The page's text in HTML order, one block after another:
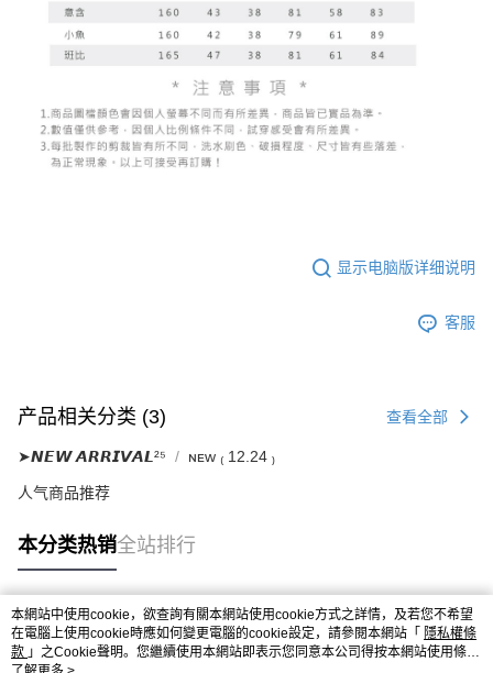
显示电脑版详细说明
客服
产品相关分类 (3) 查看全部
➤𝙉𝙀𝙒 𝘼𝙍𝙍𝙄𝙑𝘼𝙇²⁵ ɴᴇᴡ ₍ 12.24 ₎
人气商品推荐
本分类热销全站排行
热门标签
本網站中使用cookie，欲查詢有關本網站使用cookie方式之詳情，及若您不希望
在電腦上使用cookie時應如何變更電腦的cookie設定，請參閱本網站「 隱私權條
款 」之Cookie聲明。您繼續使用本網站即表示您同意本公司得按本網站使用條款